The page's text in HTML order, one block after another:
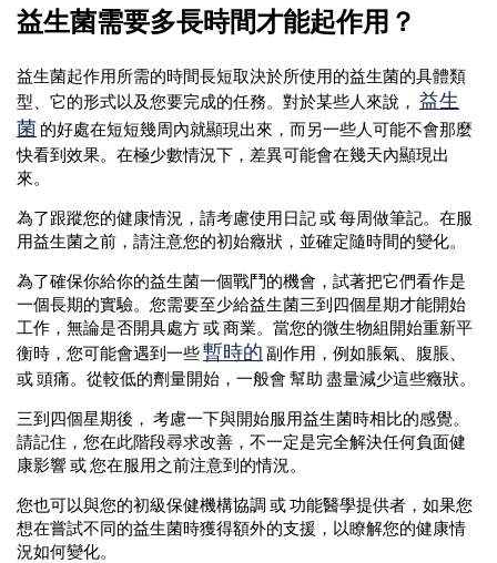
益生菌需要多長時間才能起作用？
益生菌起作用所需的時間長短取決於所使用的益生菌的具體類
型、它的形式以及您要完成的任務。對於某些人來說， 益生
菌 的好處在短短幾周內就顯現出來，而另一些人可能不會那麼
快看到效果。在極少數情況下，差異可能會在幾天內顯現出
來。
為了跟蹤您的健康情況，請考慮使用日記 或 每周做筆記。在服
用益生菌之前，請注意您的初始癥狀，並確定隨時間的變化。
為了確保你給你的益生菌一個戰鬥的機會，試著把它們看作是
一個長期的實驗。您需要至少給益生菌三到四個星期才能開始
工作，無論是否開具處方 或 商業。當您的微生物組開始重新平
衡時，您可能會遇到一些 暫時的 副作用，例如脹氣、腹脹、
或 頭痛。從較低的劑量開始，一般會 幫助 盡量減少這些癥狀。
三到四個星期後， 考慮一下與開始服用益生菌時相比的感覺。
請記住，您在此階段尋求改善，不一定是完全解決任何負面健
康影響 或 您在服用之前注意到的情況。
您也可以與您的初級保健機構協調 或 功能醫學提供者，如果您
想在嘗試不同的益生菌時獲得額外的支援，以瞭解您的健康情
況如何變化。